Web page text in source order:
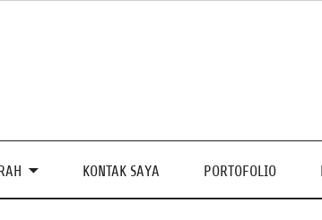
KONTAK SAYA PORTOFOLIO